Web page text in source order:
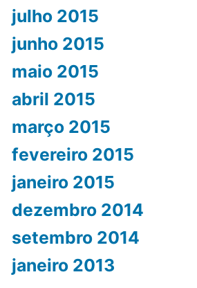
julho 2015
junho 2015
maio 2015
abril 2015
março 2015
fevereiro 2015
janeiro 2015
dezembro 2014
setembro 2014
janeiro 2013